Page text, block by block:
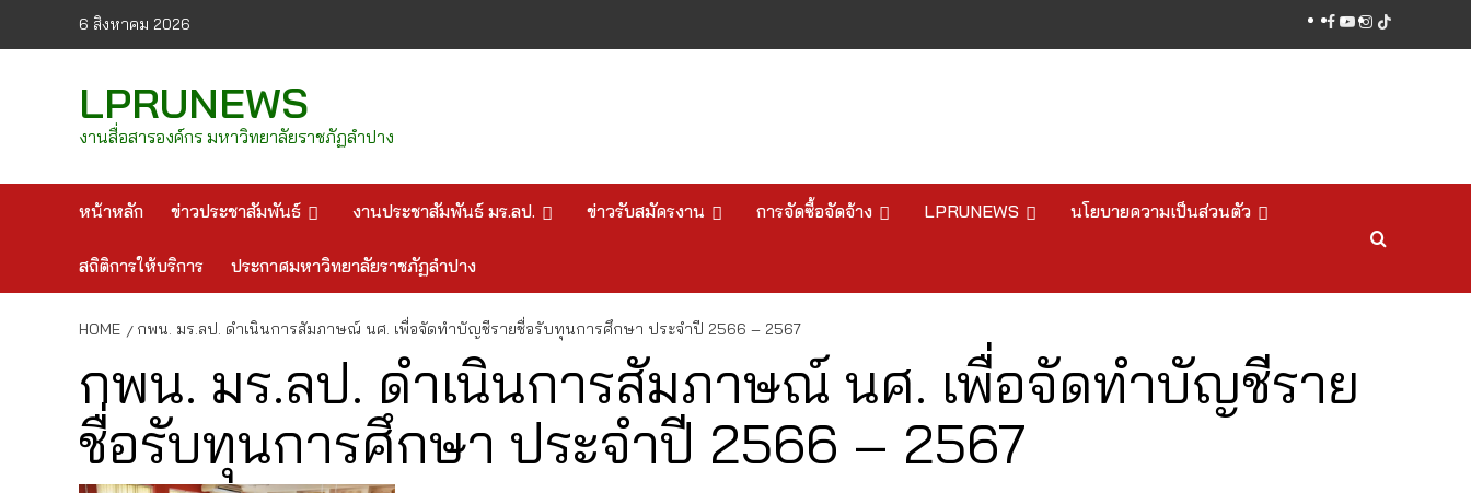
6 สิงหาคม 2026 facebook
youtube
instagram
tiktok
LPRUNEWS
งานสื่อสารองค์กร มหาวิทยาลัยราชภัฏลำปาง
หน้าหลัก ข่าวประชาสัมพันธ์ งานประชาสัมพันธ์ มร.ลป. ข่าวรับสมัครงาน การจัดซื้อจัดจ้าง LPRUNEWS นโยบายความเป็นส่วนตัว
สถิติการให้บริการ ประกาศมหาวิทยาลัยราชภัฏลำปาง
HOME กพน. มร.ลป. ดำเนินการสัมภาษณ์ นศ. เพื่อจัดทำบัญชีรายชื่อรับทุนการศึกษา ประจำปี 2566 – 2567
กพน. มร.ลป. ดำเนินการสัมภาษณ์ นศ. เพื่อจัดทำบัญชีราย
ชื่อรับทุนการศึกษา ประจำปี 2566 – 2567